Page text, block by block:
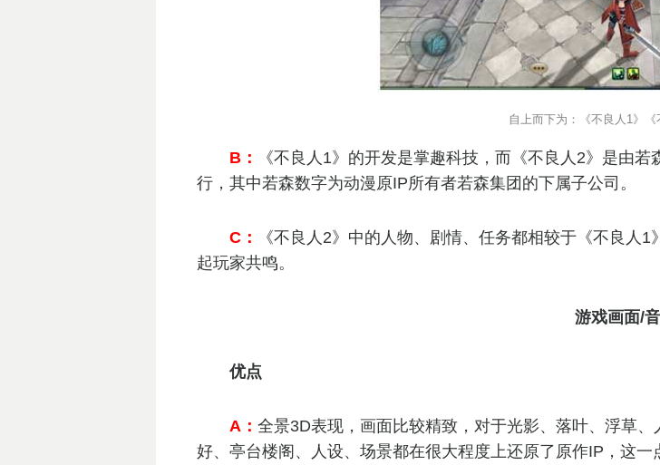
自上而下为：《不良人1》《
B：
《不良人1》的开发是掌趣科技，而《不良人2》是由
行，其中若森数字为动漫原IP所有者若森集团的下属子公司。
C：
《不良人2》中的人物、剧情、任务都相较于《不良人
起玩家共鸣。
游戏画面/
优点
A： 全景3D表现，画面比较精致，对于光影、落叶、浮草
好、亭台楼阁、人设、场景都在很大程度上还原了原作IP，这一